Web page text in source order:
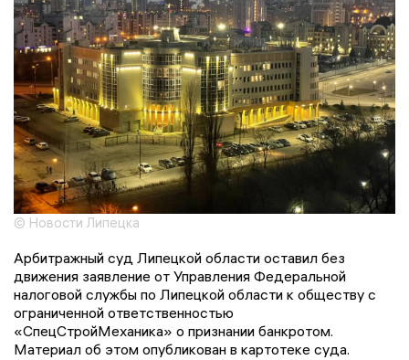
© Новости Липецка
Арбитражный суд Липецкой области оставил без
движения заявление от Управления Федеральной
налоговой службы по Липецкой области к обществу с
ограниченной ответственностью
«СпецСтройМеханика» о признании банкротом.
Материал об этом опубликован в картотеке суда.